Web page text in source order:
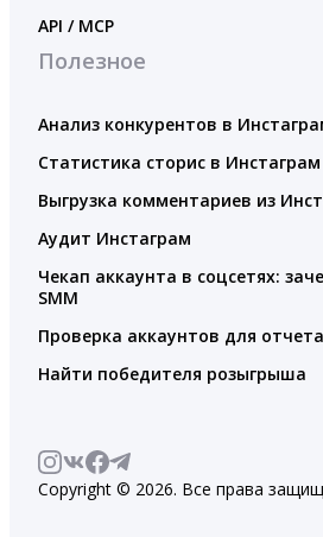
API / MCP
Полезное
Анализ конкурентов в
Статистика сторис в Инстаграм
Выгрузка комментариев из
Аудит Инстаграм
Чекап аккаунта в соцсетях:
SMM
Проверка аккаунтов для отчета
Найти победителя розыгрыша
Copyright © 2026. Все права